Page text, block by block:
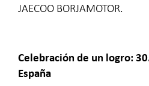
JAECOO BORJAMOTOR.
Celebración de un logro:
España